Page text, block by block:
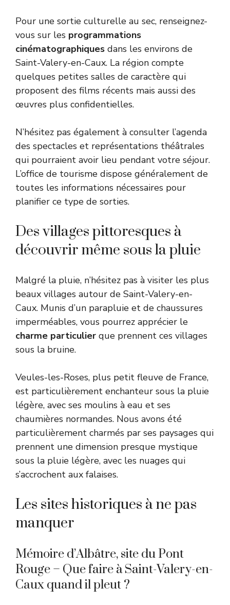
Pour une sortie culturelle au sec, renseignez-
vous sur les programmations
cinématographiques dans les environs de
Saint-Valery-en-Caux. La région compte
quelques petites salles de caractère qui
proposent des films récents mais aussi des
œuvres plus confidentielles.
N’hésitez pas également à consulter l’agenda
des spectacles et représentations théâtrales
qui pourraient avoir lieu pendant votre séjour.
L’office de tourisme dispose généralement de
toutes les informations nécessaires pour
planifier ce type de sorties.
Des villages pittoresques à
découvrir même sous la pluie
Malgré la pluie, n’hésitez pas à visiter les plus
beaux villages autour de Saint-Valery-en-
Caux. Munis d’un parapluie et de chaussures
imperméables, vous pourrez apprécier le
charme particulier que prennent ces villages
sous la bruine.
Veules-les-Roses, plus petit fleuve de France,
est particulièrement enchanteur sous la pluie
légère, avec ses moulins à eau et ses
chaumières normandes. Nous avons été
particulièrement charmés par ses paysages qui
prennent une dimension presque mystique
sous la pluie légère, avec les nuages qui
s’accrochent aux falaises.
Les sites historiques à ne pas
manquer
Mémoire d’Albâtre, site du Pont
Rouge – Que faire à Saint-Valery-en-
Caux quand il pleut ?